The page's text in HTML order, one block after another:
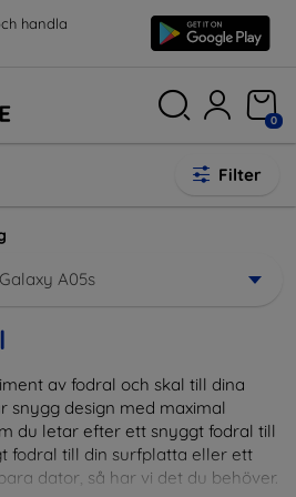
handla
0
Filter
A05s
av fodral och skal till dina
snygg design med maximal
du letar efter ett snyggt fodral till
fodral till din surfplatta eller ett
dator, så har vi det du behöver.